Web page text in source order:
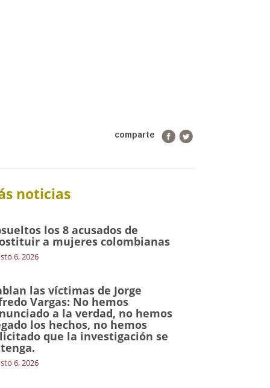
comparte
noticias
los 8 acusados de
a mujeres colombianas
6, 2026
las víctimas de Jorge
Vargas: No hemos
a la verdad, no hemos
los hechos, no hemos
que la investigación se
6, 2026